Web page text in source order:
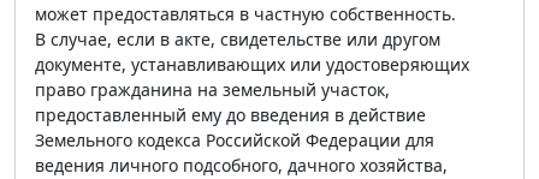
может предоставляться в частную собственность.
В случае, если в акте, свидетельстве или другом
документе, устанавливающих или удостоверяющих
право гражданина на земельный участок,
предоставленный ему до введения в действие
Земельного кодекса Российской Федерации для
ведения личного подсобного, дачного хозяйства,